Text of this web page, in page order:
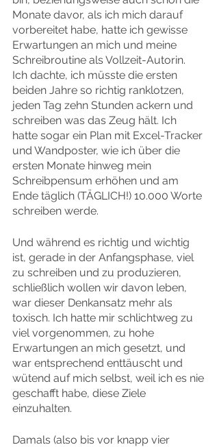
Monate davor, als ich mich darauf
vorbereitet habe, hatte ich gewisse
Erwartungen an mich und meine
Schreibroutine als Vollzeit-Autorin.
Ich dachte, ich müsste die ersten
beiden Jahre so richtig ranklotzen,
jeden Tag zehn Stunden ackern und
schreiben was das Zeug hält. Ich
hatte sogar ein Plan mit Excel-Tracker
und Wandposter, wie ich über die
ersten Monate hinweg mein
Schreibpensum erhöhen und am
Ende täglich (TÄGLICH!) 10.000 Worte
schreiben werde.
Und während es richtig und wichtig
ist, gerade in der Anfangsphase, viel
zu schreiben und zu produzieren,
schließlich wollen wir davon leben,
war dieser Denkansatz mehr als
toxisch. Ich hatte mir schlichtweg zu
viel vorgenommen, zu hohe
Erwartungen an mich gesetzt, und
war entsprechend enttäuscht und
wütend auf mich selbst, weil ich es nie
geschafft habe, diese Ziele
einzuhalten.
Damals (also bis vor knapp vier